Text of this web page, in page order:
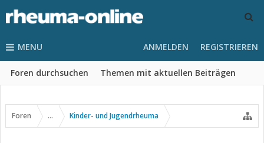
MENU
Foren durchsuchen Themen mit aktuellen Beiträgen
ANMELDEN REGISTRIEREN
Foren ... Kinder- und Jugendrheuma